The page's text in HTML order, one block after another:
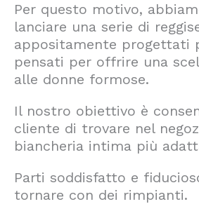
Per questo motivo,
lanciare una serie di
appositamente progettati
pensati per offrire una
alle donne formose.
Il nostro obiettivo è
cliente di trovare nel
biancheria intima più
Parti soddisfatto e
tornare con dei rimpianti.